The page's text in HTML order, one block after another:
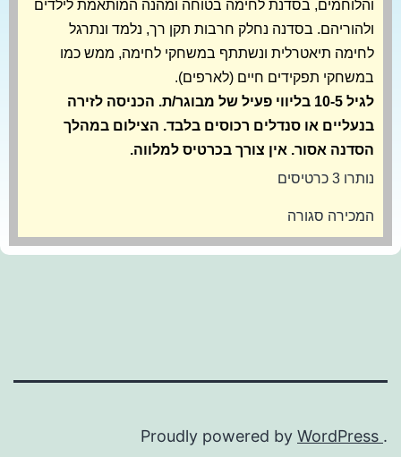
והלוחמים, בסדנת לחימה בטוחה ומהנה המותאמת לילדים
ולהוריהם. בסדנה נחלק חרבות תקן רך, נלמד ונתרגל
לחימה תיאטרלית ונשתתף במשחקי לחימה, ממש כמו
במשחקי תפקידים חיים (לארפים).
לגיל 10-5 בליווי פעיל של מבוגר/ת. הכניסה לזירה
בנעליים או סנדלים רכוסים בלבד. הצילום במהלך
הסדנה אסור. אין צורך בכרטיס למלווה.
נותרו 3 כרטיסים
המכירה סגורה
Proudly powered by WordPress .